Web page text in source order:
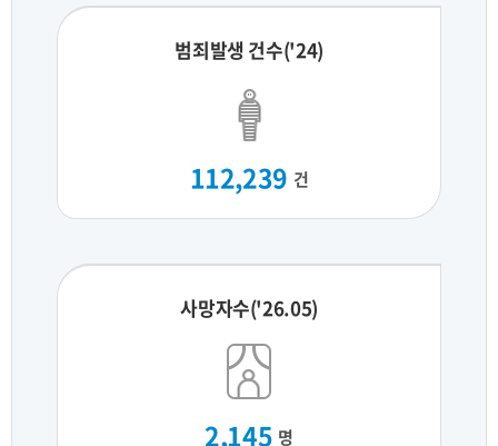
범죄발생 건수('24)
112,239 건
사망자수('26.05)
2,145 명